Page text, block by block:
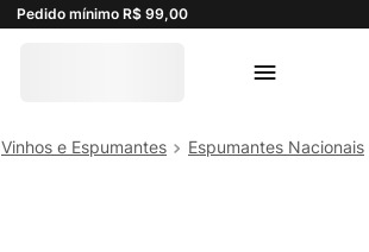
Pedido mínimo R$ 99,00
Vinhos e Espumantes Espumantes Nacionais